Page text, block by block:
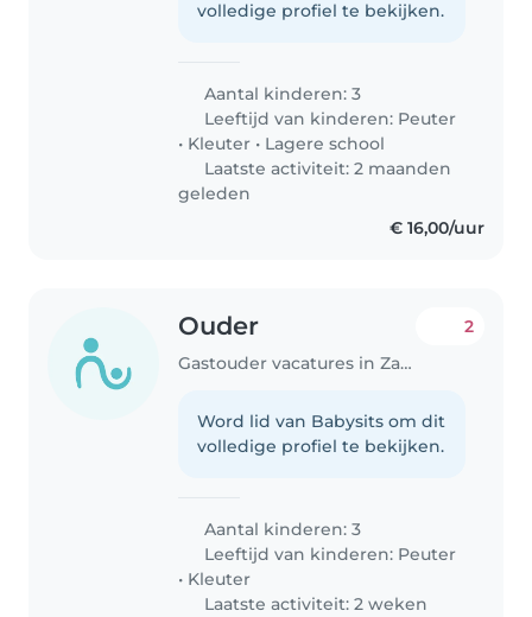
volledige profiel te bekijken.
Aantal kinderen: 3
Leeftijd van kinderen: Peuter
• Kleuter • Lagere school
Laatste activiteit: 2 maanden
geleden
€ 16,00/uur
Ouder
Gastouder vacatures in Zaandam
2
Word lid van Babysits om dit
volledige profiel te bekijken.
Aantal kinderen: 3
Leeftijd van kinderen: Peuter
• Kleuter
Laatste activiteit: 2 weken